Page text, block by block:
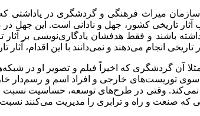
میراث فرهنگی و گردشگری در یاداشتی که
تاریخی کشور، جهل و نادانی است. این جهل در
تاریخی انجام می‌دهند و نمی‌دانند با این اقدام،
آن گردشگری که اخیراً فیلم و تصویر او در
سوی توریست‌های خارجی و افراد اسم و رسم‌دار
نمی‌کند. وقتی در طرح‌های توسعه، حساسیت
صنعت و راه و ترابری را مدیریت می‌کنند نسبت